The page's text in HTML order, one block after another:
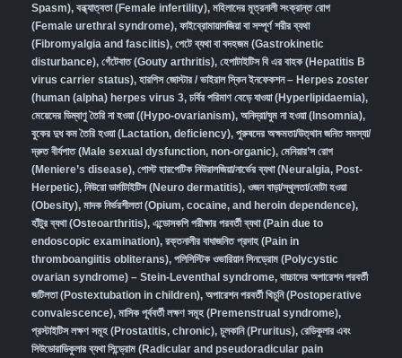
Spasm), বন্ধ্যাত্বতা (Female infertility), মহিলাদের মূত্রনালী সংক্রান্ত রোগ
(Female urethral syndrome), ফাইব্রোমায়ালজিয়া বা সম্পূর্ণ শরীর ব্যথা
(Fibromyalgia and fasciitis), পেটে ব্যথা বা বদহজম (Gastrokinetic
disturbance), গেঁটেবাত (Gouty arthritis), হেপাটাইটিস বি এর বাহক (Hepatitis B
virus carrier status), হারপিস জোস্টার / ভাইরাল স্কিন ইনফেকশন – Herpes zoster
(human (alpha) herpes virus 3, চর্বির পরিমাণ বেড়ে যাওয়া (Hyperlipidaemia),
মেয়েদের ডিম্বাণু তৈরি না হওয়া ((Hypo-ovarianism), অনিদ্রা/ঘুম না হওয়া (Insomnia),
বুকের দুধ কম তৈরি হওয়া (Lactation, deficiency), পুরুষদের অক্ষমতা/উত্থান জনিত সমস্যা/
দ্রুত বীর্যপাত (Male sexual dysfunction, non-organic), মেনিয়ার’স রোগ
(Meniere’s disease), পোস্ট হারপেটিক নিউরালজিয়া/নার্ভের ব্যথা (Neuralgia, Post-
Herpetic), নিউরো ডার্মাটাইটিস (Neuro dermatitis), ওজন বাড়া/স্থূলতা/মোটা হওয়া
(Obesity), মাদক নির্ভরশীলতা (Opium, cocaine, and heroin dependence),
হাঁটুর ব্যথা (Osteoarthritis), এন্ডোসকপি পরীক্ষার পরবর্তী ব্যথা (Pain due to
endoscopic examination), রক্তনালীর বাধাজনিত প্রদাহ (Pain in
thromboangiitis obliterans), পলিসিস্টিক ওভারিয়ান সিনড্রোম (Polycystic
ovarian syndrome) – Stein-Leventhal syndrome, বাচ্চাদের অপারেশন পরবর্তী
জটিলতা (Postextubation in children), অপারেশন পরবর্তী খিচুনি (Postoperative
convalescence), মাসিক পূর্ববর্তী লক্ষণ সমূহ (Premenstrual syndrome),
প্রস্টাইটিস লক্ষণ সমূহ (Prostatitis, chronic), চুলকানি (Pruritus), রেডিকুলার এবং
সিউডোরাডিকুলার ব্যথা সিন্ড্রোম (Radicular and pseudoradicular pain